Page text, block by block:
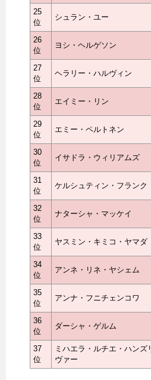
25
位
シュラン・ユー
26
位
ヨシ・ヘルゲソン
27
位
ヘラリー・ハルヴィン
28
位
エイミー・リン
29
位
エミー・ペルトネン
30
位
イサドラ・ウィリアムズ
31
位
ケルシュティン・フランク
32
位
ナターシャ・マッケイ
33
位
ヤスミン・キミコ・ヤマダ
34
位
アンネ・リネ・ヤシェム
35
位
アンナ・フニチェンコワ
36
位
ダーシャ・ゲルム
37
位
ミハエラ・ルチエ・ハンズ
ヴァー